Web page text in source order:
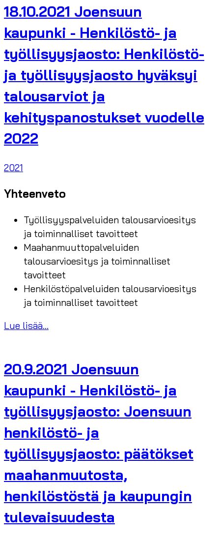
18.10.2021 Joensuun
kaupunki - Henkilöstö- ja
työllisyysjaosto: Henkilöstö-
ja työllisyysjaosto hyväksyi
talousarviot ja
kehityspanostukset vuodelle
2022
2021
Yhteenveto
Työllisyyspalveluiden talousarvioesitys
ja toiminnalliset tavoitteet
Maahanmuuttopalveluiden
talousarvioesitys ja toiminnalliset
tavoitteet
Henkilöstöpalveluiden talousarvioesitys
ja toiminnalliset tavoitteet
Lue lisää...
20.9.2021 Joensuun
kaupunki - Henkilöstö- ja
työllisyysjaosto: Joensuun
henkilöstö- ja
työllisyysjaosto: päätökset
maahanmuutosta,
henkilöstöstä ja kaupungin
tulevaisuudesta